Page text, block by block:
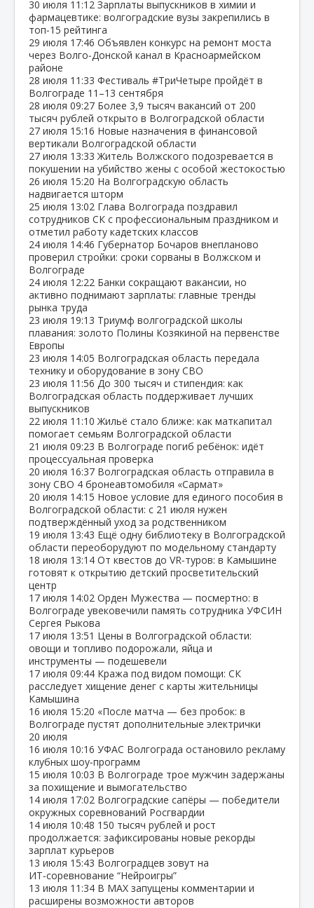
30 июля 11:12 Зарплаты выпускников в химии и
фармацевтике: волгоградские вузы закрепились в
топ‑15 рейтинга
29 июля 17:46 Объявлен конкурс на ремонт моста
через Волго‑Донской канал в Красноармейском
районе
28 июля 11:33 Фестиваль #ТриЧетыре пройдёт в
Волгограде 11–13 сентября
28 июля 09:27 Более 3,9 тысяч вакансий от 200
тысяч рублей открыто в Волгоградской области
27 июля 15:16 Новые назначения в финансовой
вертикали Волгоградской области
27 июля 13:33 Житель Волжского подозревается в
покушении на убийство жены с особой жестокостью
26 июля 15:20 На Волгоградскую область
надвигается шторм
25 июля 13:02 Глава Волгограда поздравил
сотрудников СК с профессиональным праздником и
отметил работу кадетских классов
24 июля 14:46 Губернатор Бочаров внепланово
проверил стройки: сроки сорваны в Волжском и
Волгограде
24 июля 12:22 Банки сокращают вакансии, но
активно поднимают зарплаты: главные тренды
рынка труда
23 июля 19:13 Триумф волгоградской школы
плавания: золото Полины Козякиной на первенстве
Европы
23 июля 14:05 Волгоградская область передала
технику и оборудование в зону СВО
23 июля 11:56 До 300 тысяч и стипендия: как
Волгоградская область поддерживает лучших
выпускников
22 июля 11:10 Жильё стало ближе: как маткапитал
помогает семьям Волгоградской области
21 июля 09:23 В Волгограде погиб ребёнок: идёт
процессуальная проверка
20 июля 16:37 Волгоградская область отправила в
зону СВО 4 бронеавтомобиля «Сармат»
20 июля 14:15 Новое условие для единого пособия в
Волгоградской области: с 21 июля нужен
подтверждённый уход за родственником
19 июля 13:43 Ещё одну библиотеку в Волгоградской
области переоборудуют по модельному стандарту
18 июля 13:14 От квестов до VR‑туров: в Камышине
готовят к открытию детский просветительский
центр
17 июля 14:02 Орден Мужества — посмертно: в
Волгограде увековечили память сотрудника УФСИН
Сергея Рыкова
17 июля 13:51 Цены в Волгоградской области:
овощи и топливо подорожали, яйца и
инструменты — подешевели
17 июля 09:44 Кража под видом помощи: СК
расследует хищение денег с карты жительницы
Камышина
16 июля 15:20 «После матча — без пробок: в
Волгограде пустят дополнительные электрички
20 июля
16 июля 10:16 УФАС Волгограда остановило рекламу
клубных шоу‑программ
15 июля 10:03 В Волгограде трое мужчин задержаны
за похищение и вымогательство
14 июля 17:02 Волгоградские сапёры — победители
окружных соревнований Росгвардии
14 июля 10:48 150 тысяч рублей и рост
продолжается: зафиксированы новые рекорды
зарплат курьеров
13 июля 15:43 Волгоградцев зовут на
ИТ‑соревнование “Нейроигры”
13 июля 11:34 В МАХ запущены комментарии и
расширены возможности авторов